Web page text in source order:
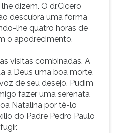
dizem. O dr.Cícero
descubra uma forma
lhe quatro horas de
o apodrecimento.
visitas combinadas. A
a Deus uma boa morte,
de seu desejo. Pudim
fazer uma serenata
Natalina por tê-lo
do Padre Pedro Paulo